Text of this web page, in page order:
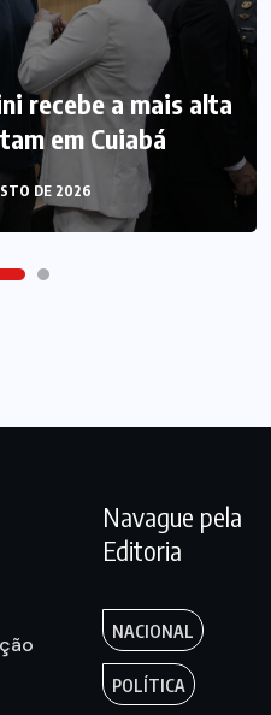
recebe a mais alta
em Cuiabá
DE 2026
Navague pela
Editoria
NACIONAL
POLÍTICA